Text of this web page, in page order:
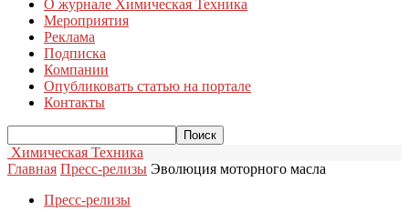
О журнале Химическая Техника
Мероприятия
Реклама
Подписка
Компании
Опубликовать статью на портале
Контакты
Химическая Техника
Главная Пресс-релизы Эволюция моторного масла
Пресс-релизы